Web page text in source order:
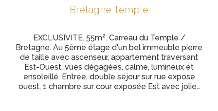
Bretagne Temple
EXCLUSIVITE. 55m². Carreau du Temple /
Bretagne. Au 5ème étage d'un bel immeuble pierre
de taille avec ascenseur, appartement traversant
Est-Ouest, vues dégagées, calme, lumineux et
ensoleillé. Entrée, double séjour sur rue exposé
ouest, 1 chambre sur cour exposée Est avec jolie…